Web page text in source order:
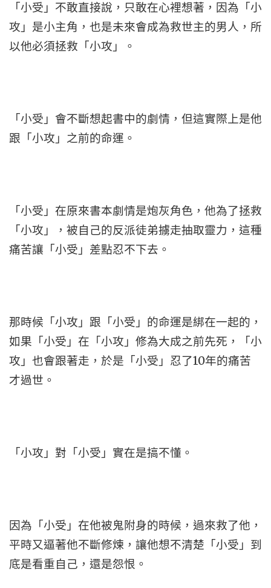
「小受」不敢直接說，只敢在心裡想著，因為「小
攻」是小主角，也是未來會成為救世主的男人，所
以他必須拯救「小攻」。
「小受」會不斷想起書中的劇情，但這實際上是他
跟「小攻」之前的命運。
「小受」在原來書本劇情是炮灰角色，他為了拯救
「小攻」，被自己的反派徒弟擄走抽取靈力，這種
痛苦讓「小受」差點忍不下去。
那時候「小攻」跟「小受」的命運是綁在一起的，
如果「小受」在「小攻」修為大成之前先死，「小
攻」也會跟著走，於是「小受」忍了10年的痛苦
才過世。
「小攻」對「小受」實在是搞不懂。
因為「小受」在他被鬼附身的時候，過來救了他，
平時又逼著他不斷修煉，讓他想不清楚「小受」到
底是看重自己，還是怨恨。